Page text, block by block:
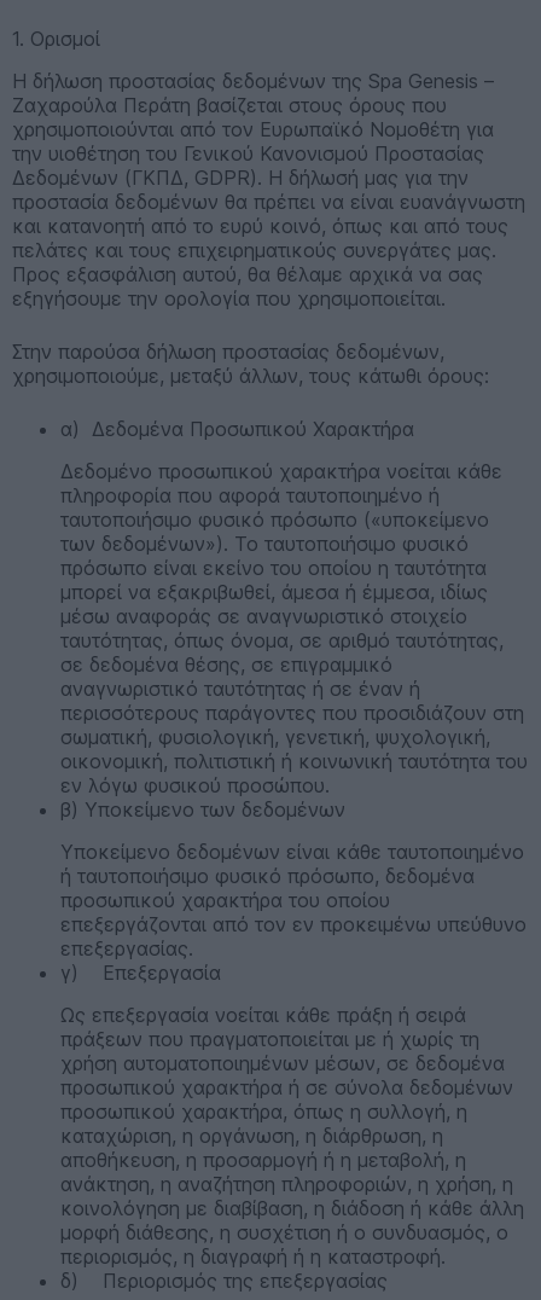
1. Ορισμοί
Η δήλωση προστασίας δεδομένων της Spa Genesis –
Ζαχαρούλα Περάτη βασίζεται στους όρους που
χρησιμοποιούνται από τον Ευρωπαϊκό Νομοθέτη για
την υιοθέτηση του Γενικού Κανονισμού Προστασίας
Δεδομένων (ΓΚΠΔ, GDPR). Η δήλωσή μας για την
προστασία δεδομένων θα πρέπει να είναι ευανάγνωστη
και κατανοητή από το ευρύ κοινό, όπως και από τους
πελάτες και τους επιχειρηματικούς συνεργάτες μας.
Προς εξασφάλιση αυτού, θα θέλαμε αρχικά να σας
εξηγήσουμε την ορολογία που χρησιμοποιείται.
Στην παρούσα δήλωση προστασίας δεδομένων,
χρησιμοποιούμε, μεταξύ άλλων, τους κάτωθι όρους:
α) Δεδομένα Προσωπικού Χαρακτήρα
Δεδομένο προσωπικού χαρακτήρα νοείται κάθε
πληροφορία που αφορά ταυτοποιημένο ή
ταυτοποιήσιμο φυσικό πρόσωπο («υποκείμενο
των δεδομένων»). Το ταυτοποιήσιμο φυσικό
πρόσωπο είναι εκείνο του οποίου η ταυτότητα
μπορεί να εξακριβωθεί, άμεσα ή έμμεσα, ιδίως
μέσω αναφοράς σε αναγνωριστικό στοιχείο
ταυτότητας, όπως όνομα, σε αριθμό ταυτότητας,
σε δεδομένα θέσης, σε επιγραμμικό
αναγνωριστικό ταυτότητας ή σε έναν ή
περισσότερους παράγοντες που προσιδιάζουν στη
σωματική, φυσιολογική, γενετική, ψυχολογική,
οικονομική, πολιτιστική ή κοινωνική ταυτότητα του
εν λόγω φυσικού προσώπου.
β) Υποκείμενο των δεδομένων
Υποκείμενο δεδομένων είναι κάθε ταυτοποιημένο
ή ταυτοποιήσιμο φυσικό πρόσωπο, δεδομένα
προσωπικού χαρακτήρα του οποίου
επεξεργάζονται από τον εν προκειμένω υπεύθυνο
επεξεργασίας.
γ) Επεξεργασία
Ως επεξεργασία νοείται κάθε πράξη ή σειρά
πράξεων που πραγματοποιείται με ή χωρίς τη
χρήση αυτοματοποιημένων μέσων, σε δεδομένα
προσωπικού χαρακτήρα ή σε σύνολα δεδομένων
προσωπικού χαρακτήρα, όπως η συλλογή, η
καταχώριση, η οργάνωση, η διάρθρωση, η
αποθήκευση, η προσαρμογή ή η μεταβολή, η
ανάκτηση, η αναζήτηση πληροφοριών, η χρήση, η
κοινολόγηση με διαβίβαση, η διάδοση ή κάθε άλλη
μορφή διάθεσης, η συσχέτιση ή ο συνδυασμός, ο
περιορισμός, η διαγραφή ή η καταστροφή.
δ) Περιορισμός της επεξεργασίας